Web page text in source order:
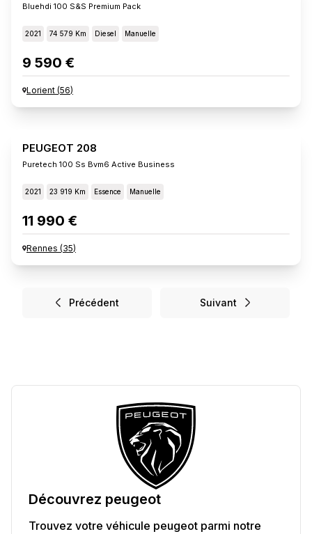
Bluehdi 100 S&s Premium Pack
2021 74 579 Km Diesel Manuelle
9 590 €
Lorient (56)
PEUGEOT 208
Puretech 100 Ss Bvm6 Active Business
2021 23 919 Km Essence Manuelle
11 990 €
Rennes (35)
Précédent Suivant
Découvrez peugeot
Trouvez votre véhicule peugeot parmi notre